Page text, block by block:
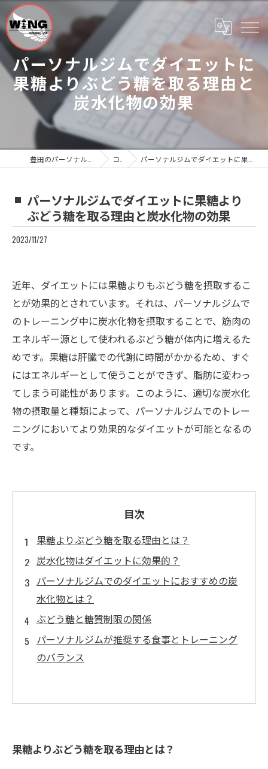
パーソナルジムでダイエットに
果糖よりぶどう糖を取る理由と
炭水化物の効果
コラム パーソナルジムでダイエットに果糖よりぶどう糖を取る理由と炭水化物の効果
パーソナルジムでダイエットに果糖より
ぶどう糖を取る理由と炭水化物の効果
2023/11/27
近年、ダイエットには果糖よりもぶどう糖を摂取するこ
とが効果的とされています。それは、パーソナルジムで
のトレーニング中に炭水化物を摂取することで、筋肉の
エネルギー源として使われるぶどう糖が体内に増えるた
めです。果糖は肝臓での代謝に時間がかかるため、すぐ
にはエネルギーとして使うことができず、脂肪に変わっ
てしまう可能性があります。このように、適切な炭水化
物の摂取量と種類によって、パーソナルジムでのトレー
ニングにおいてより効果的なダイエットが可能となるの
です。
目次
果糖よりぶどう糖を取る理由とは？
炭水化物はダイエットに効果的？
パーソナルジムでのダイエットにおすすめの炭
水化物とは？
ぶどう糖と糖質制限の関係
パーソナルジムが推奨する食事とトレーニング
のバランス
果糖よりぶどう糖を取る理由とは？